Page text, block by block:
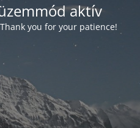
aktív
you for your patience!